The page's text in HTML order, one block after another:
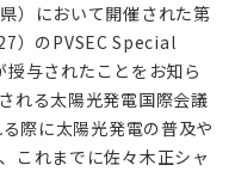
）において開催された第
）のPVSEC Special
与されたことをお知ら
れる太陽光発電国際会議
際に太陽光発電の普及や
これまでに佐々木正シャ